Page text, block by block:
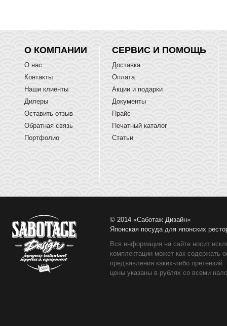
О КОМПАНИИ
О нас
Контакты
Наши клиенты
Дилеры
Оставить отзыв
Обратная связь
Портфолио
СЕРВИС И ПОМОЩЬ
Доставка
Оплата
Акции и подарки
Документы
Прайс
Печатный каталог
Статьи
© 2014 «Саботаж Дизайн»
Японская посуда для японских
Вся информация на сайте носит
комплектации может как содержать
предъявления каких-либо
цены указаны в рублях со всеми